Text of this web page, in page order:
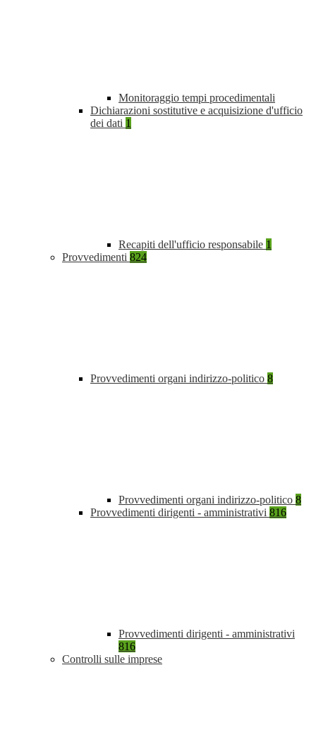
Monitoraggio tempi procedimentali
Dichiarazioni sostitutive e acquisizione d'ufficio
dei dati 1
Recapiti dell'ufficio responsabile 1
Provvedimenti 824
Provvedimenti organi indirizzo-politico 8
Provvedimenti organi indirizzo-politico 8
Provvedimenti dirigenti - amministrativi 816
Provvedimenti dirigenti - amministrativi
816
Controlli sulle imprese